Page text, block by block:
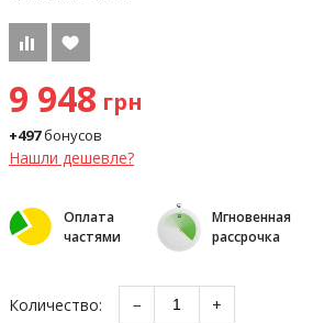
9 948 грн
+497бонусов
Нашли дешевле?
Оплата
частями
Мгновенная
рассрочка
Количество: − +